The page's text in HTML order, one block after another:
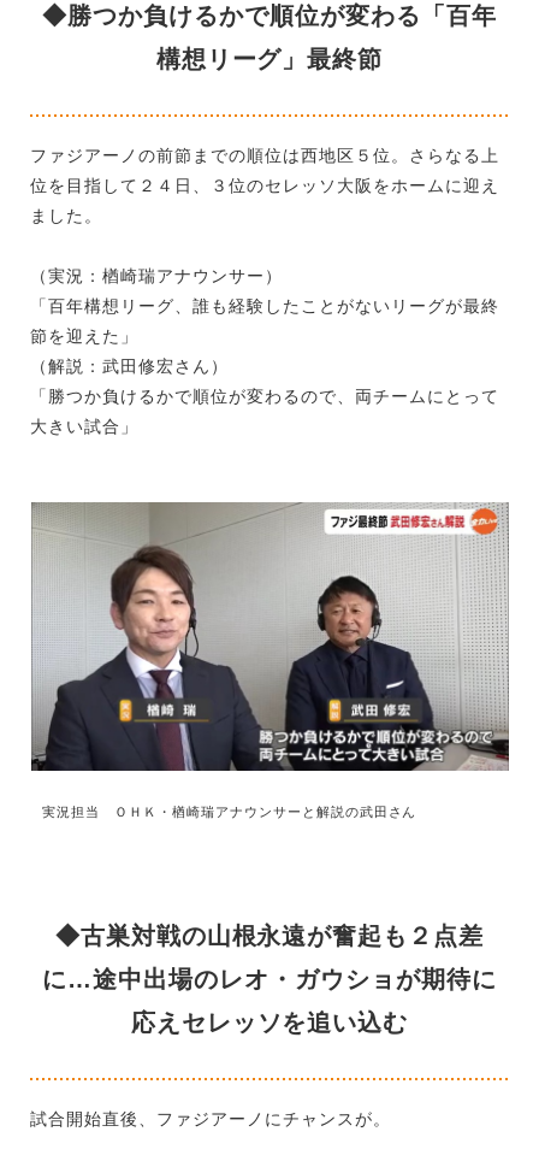
◆勝つか負けるかで順位が変わる「百年
構想リーグ」最終節
ファジアーノの前節までの順位は西地区５位。さらなる上
位を目指して２４日、３位のセレッソ大阪をホームに迎え
ました。
（実況：楢崎瑞アナウンサー）
「百年構想リーグ、誰も経験したことがないリーグが最終
節を迎えた」
（解説：武田修宏さん）
「勝つか負けるかで順位が変わるので、両チームにとって
大きい試合」
実況担当 ＯＨＫ・楢崎瑞アナウンサーと解説の武田さん
◆古巣対戦の山根永遠が奮起も２点差
に…途中出場のレオ・ガウショが期待に
応えセレッソを追い込む
試合開始直後、ファジアーノにチャンスが。